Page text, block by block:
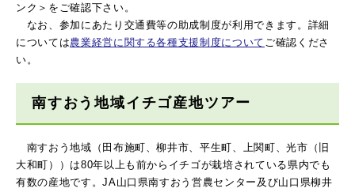
ンク＞ をご確認下さい。
なお、参加にあたり交通費等の助成制度が利用できます。詳細
については農業経営に関する各種支援制度について ご確認くださ
い。
南すおう地域イチゴ産地ツアー
南すおう地域（田布施町、柳井市、平生町、上関町、光市（旧
大和町））は80年以上も前からイチゴが栽培されている県内でも
有数の産地です。JA山口県南すおう営農センター及び山口県柳井